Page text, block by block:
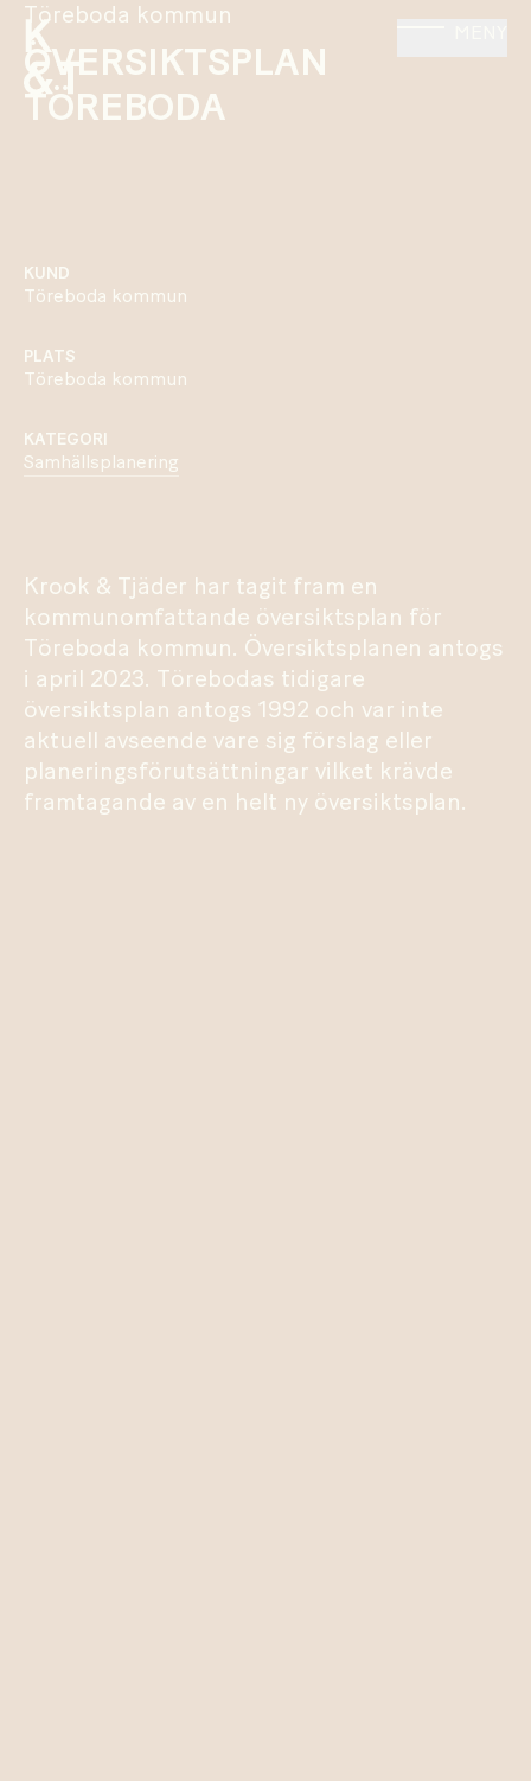
Töreboda kommun
ÖVERSIKTSPLAN
TÖREBODA
KUND
Töreboda kommun
PLATS
Töreboda kommun
KATEGORI
Samhällsplanering
Krook & Tjäder har tagit fram en
kommunomfattande översiktsplan för
Töreboda kommun. Översiktsplanen antogs
i april 2023. Törebodas tidigare
översiktsplan antogs 1992 och var inte
aktuell avseende vare sig förslag eller
planeringsförutsättningar vilket krävde
framtagande av en helt ny översiktsplan.